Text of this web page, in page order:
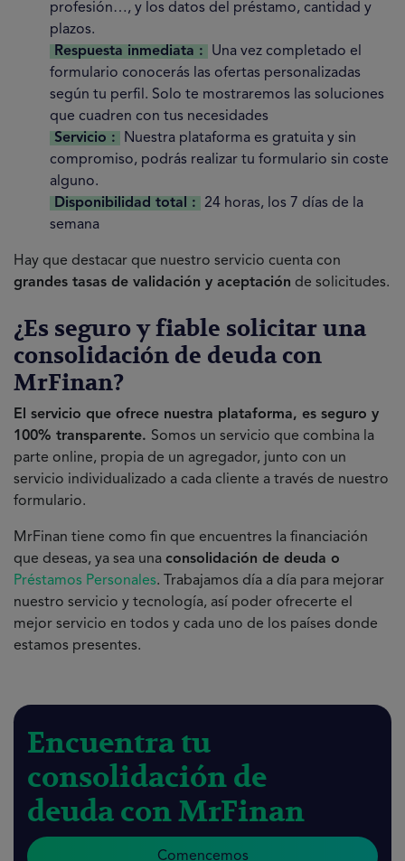
profesión…, y los datos del préstamo, cantidad y
plazos.
Respuesta inmediata :
Una vez completado el
formulario conocerás las ofertas personalizadas
según tu perfil. Solo te mostraremos las soluciones
que cuadren con tus necesidades
Servicio :
Nuestra plataforma es gratuita y sin
compromiso, podrás realizar tu formulario sin coste
alguno.
Disponibilidad total :
24 horas, los 7 días de la
semana
Hay que destacar que nuestro servicio cuenta con
grandes tasas de validación y aceptación de solicitudes.
¿Es seguro y fiable solicitar una
consolidación de deuda con
MrFinan?
El servicio que ofrece nuestra plataforma, es seguro y
100% transparente. Somos un servicio que combina la
parte online, propia de un agregador, junto con un
servicio individualizado a cada cliente a través de nuestro
formulario.
MrFinan tiene como fin que encuentres la financiación
que deseas, ya sea una consolidación de deuda o
Préstamos Personales. Trabajamos día a día para mejorar
nuestro servicio y tecnología, así poder ofrecerte el
mejor servicio en todos y cada uno de los países donde
estamos presentes.
Encuentra tu
consolidación de
deuda con MrFinan
Comencemos